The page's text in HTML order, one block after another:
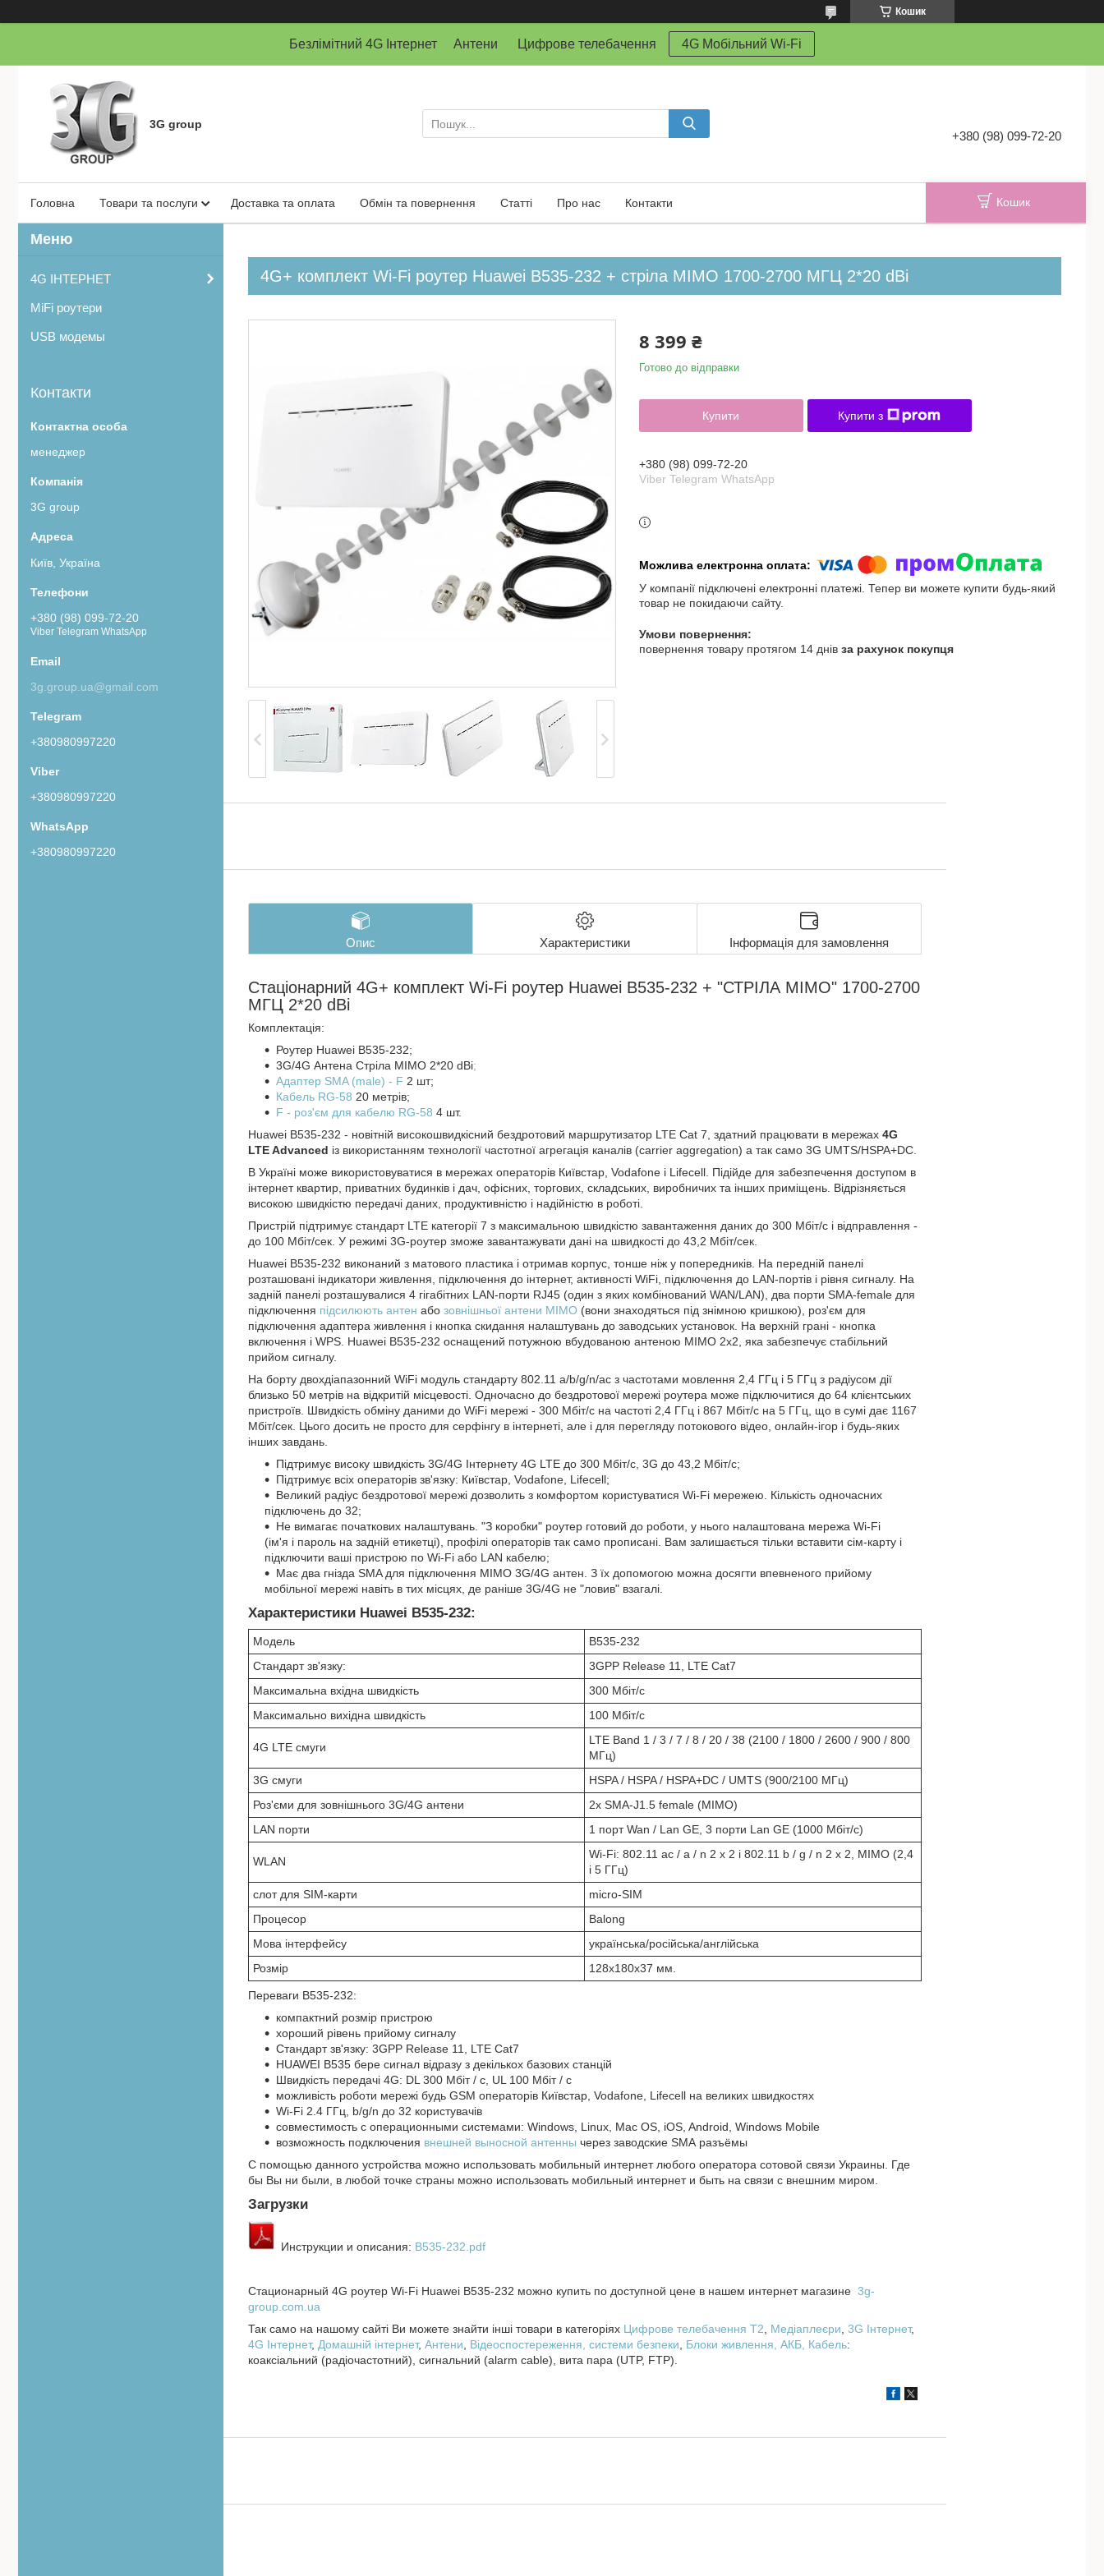
Кошик
Безлімітний 4G Інтернет Антени Цифрове телебачення 4G Мобільний Wi-Fi
3G group
+380 (98) 099-72-20
Головна Товари та послуги Доставка та оплата Обмін та повернення Статті Про нас Контакти Кошик
4G+ комплект Wi-Fi роутер Huawei B535-232 + стріла MIMO 1700-2700 МГЦ 2*20 dBi
8 399 ₴
Готово до відправки
Купити Купити з
+380 (98) 099-72-20
Viber Telegram WhatsApp
У компанії підключені електронні платежі. Тепер ви можете купити будь-який
товар не покидаючи сайту.
повернення товару протягом 14 днів за рахунок покупця
Опис Характеристики Інформація для замовлення
Стаціонарний 4G+ комплект Wi-Fi роутер Huawei B535-232 + "СТРІЛА MIMO" 1700-2700
МГЦ 2*20 dBi
Комплектація:
Роутер Huawei B535-232;
3G/4G Антена Стріла MIMO 2*20 dBi;
Адаптер SMA (male) - F 2 шт;
Кабель RG-58 20 метрів;
F - роз'єм для кабелю RG-58 4 шт.
Huawei B535-232 - новітній високошвидкісний бездротовий маршрутизатор LTE Cat 7, здатний працювати в мережах 4G
LTE Advanced із використанням технології частотної агрегація каналів (carrier aggregation) а так само 3G UMTS/HSPA+DC.
В Україні може використовуватися в мережах операторів Київстар, Vodafone і Lifecell. Підійде для забезпечення доступом в
інтернет квартир, приватних будинків і дач, офісних, торгових, складських, виробничих та інших приміщень. Відрізняється
високою швидкістю передачі даних, продуктивністю і надійністю в роботі.
Пристрій підтримує стандарт LTE категорії 7 з максимальною швидкістю завантаження даних до 300 Мбіт/с і відправлення -
до 100 Мбіт/сек. У режимі 3G-роутер зможе завантажувати дані на швидкості до 43,2 Мбіт/сек.
Huawei B535-232 виконаний з матового пластика і отримав корпус, тонше ніж у попередників. На передній панелі
розташовані індикатори живлення, підключення до інтернет, активності WiFi, підключення до LAN-портів і рівня сигналу. На
задній панелі розташувалися 4 гігабітних LAN-порти RJ45 (один з яких комбінований WAN/LAN), два порти SMA-female для
підключення підсилюють антен або зовнішньої антени MIMO (вони знаходяться під знімною кришкою), роз'єм для
підключення адаптера живлення і кнопка скидання налаштувань до заводських установок. На верхній грані - кнопка
включення і WPS. Huawei B535-232 оснащений потужною вбудованою антеною MIMO 2x2, яка забезпечує стабільний
прийом сигналу.
На борту двохдіапазонний WiFi модуль стандарту 802.11 a/b/g/n/ac з частотами мовлення 2,4 ГГц і 5 ГГц з радіусом дії
близько 50 метрів на відкритій місцевості. Одночасно до бездротової мережі роутера може підключитися до 64 клієнтських
пристроїв. Швидкість обміну даними до WiFi мережі - 300 Мбіт/с на частоті 2,4 ГГц і 867 Мбіт/с на 5 ГГц, що в сумі дає 1167
Мбіт/сек. Цього досить не просто для серфінгу в інтернеті, але і для перегляду потокового відео, онлайн-ігор і будь-яких
інших завдань.
Підтримує високу швидкість 3G/4G Інтернету 4G LTE до 300 Мбіт/с, 3G до 43,2 Мбіт/с;
Підтримує всіх операторів зв'язку: Київстар, Vodafone, Lifecell;
Великий радіус бездротової мережі дозволить з комфортом користуватися Wi-Fi мережею. Кількість одночасних
підключень до 32;
Не вимагає початкових налаштувань. "З коробки" роутер готовий до роботи, у нього налаштована мережа Wi-Fi
(ім'я і пароль на задній етикетці), профілі операторів так само прописані. Вам залишається тільки вставити сім-карту і
підключити ваші пристрою по Wi-Fi або LAN кабелю;
Має два гнізда SMA для підключення MIMO 3G/4G антен. З їх допомогою можна досягти впевненого прийому
мобільної мережі навіть в тих місцях, де раніше 3G/4G не "ловив" взагалі.
Характеристики Huawei B535-232:
Модель
B535-232
Стандарт зв'язку:
3GPP Release 11, LTE Cat7
Максимальна вхідна швидкість
300 Мбіт/с
Максимально вихідна швидкість
100 Мбіт/с
4G LTE смуги
LTE Band 1 / 3 / 7 / 8 / 20 / 38 (2100 / 1800 / 2600 / 900 / 800
МГц)
3G смуги
HSPA / HSPA / HSPA+DC / UMTS (900/2100 МГц)
Роз'єми для зовнішнього 3G/4G антени
2х SMA-J1.5 female (MIMO)
LAN порти
1 порт Wan / Lan GE, 3 порти Lan GE (1000 Мбіт/с)
WLAN
Wi-Fi: 802.11 ac / a / n 2 x 2 і 802.11 b / g / n 2 x 2, MIMO (2,4
і 5 ГГц)
слот для SIM-карти
micro-SIM
Процесор
Balong
Мова інтерфейсу
українська/російська/англійська
Розмір
128х180х37 мм.
Переваги B535-232:
компактний розмір пристрою
хороший рівень прийому сигналу
Стандарт зв'язку: 3GPP Release 11, LTE Cat7
HUAWEI B535 бере сигнал відразу з декількох базових станцій
Швидкість передачі 4G: DL 300 Мбіт / с, UL 100 Мбіт / с
можливість роботи мережі будь GSM операторів Київстар, Vodafone, Lifecell на великих швидкостях
Wi-Fi 2.4 ГГц, b/g/n до 32 користувачів
совместимость с операционными системами: Windows, Linux, Mac OS, iOS, Android, Windows Mobile
возможность подключения внешней выносной антенны через заводские SMA разъёмы
С помощью данного устройства можно использовать мобильный интернет любого оператора сотовой связи Украины. Где
бы Вы ни были, в любой точке страны можно использовать мобильный интернет и быть на связи с внешним миром.
Загрузки
Инструкции и описания: B535-232.pdf
Стационарный 4G роутер Wi-Fi Huawei B535-232 можно купить по доступной цене в нашем интернет магазине 3g-
group.com.ua
Так само на нашому сайті Ви можете знайти інші товари в категоріях Цифрове телебачення T2, Медіаплеєри, 3G Інтернет,
4G Інтернет, Домашній інтернет, Антени, Відеоспостереження, системи безпеки, Блоки живлення, АКБ, Кабель:
коаксіальний (радіочастотний), сигнальний (alarm cable), вита пара (UTP, FTP).
4G ІНТЕРНЕТ
MiFi роутери
USB модемы
Контакти
менеджер
3G group
Київ, Україна
+380 (98) 099-72-20
Viber Telegram WhatsApp
3g.group.ua@gmail.com
+380980997220
+380980997220
+380980997220